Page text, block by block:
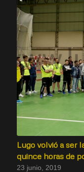
Lugo volvió a ser
quince horas de
23 junio, 2019